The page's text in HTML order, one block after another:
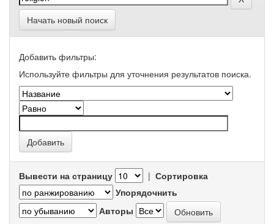
Начать новый поиск
Добавить фильтры:
Используйте фильтры для уточнения результатов поиска.
Вывести на страницу | Сортировка
Упорядочнить
Авторы